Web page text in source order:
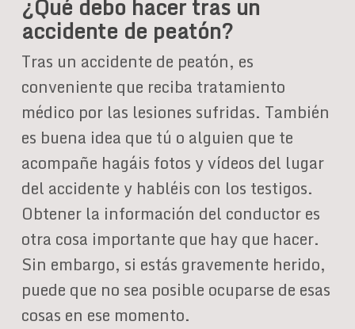
¿Qué debo hacer tras un
accidente de peatón?
Tras un accidente de peatón, es
conveniente que reciba tratamiento
médico por las lesiones sufridas. También
es buena idea que tú o alguien que te
acompañe hagáis fotos y vídeos del lugar
del accidente y habléis con los testigos.
Obtener la información del conductor es
otra cosa importante que hay que hacer.
Sin embargo, si estás gravemente herido,
puede que no sea posible ocuparse de esas
cosas en ese momento.